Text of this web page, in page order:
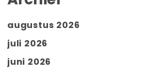
augustus 2026
juli 2026
juni 2026